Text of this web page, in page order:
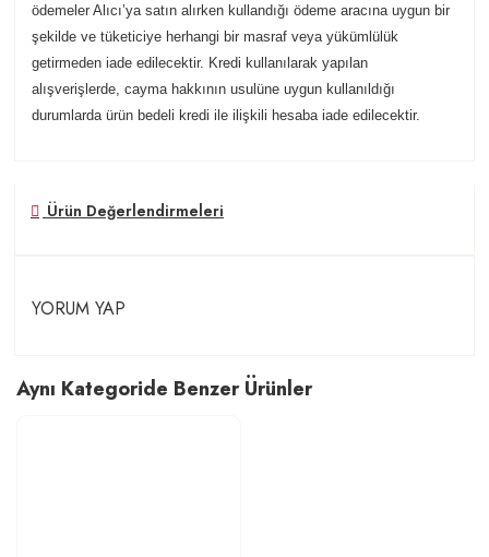
ödemeler Alıcı’ya satın alırken kullandığı ödeme aracına uygun bir
şekilde ve tüketiciye herhangi bir masraf veya yükümlülük
getirmeden iade edilecektir. Kredi kullanılarak yapılan
alışverişlerde, cayma hakkının usulüne uygun kullanıldığı
durumlarda ürün bedeli kredi ile ilişkili hesaba iade edilecektir.
Ürün Değerlendirmeleri
YORUM YAP
Aynı Kategoride Benzer Ürünler